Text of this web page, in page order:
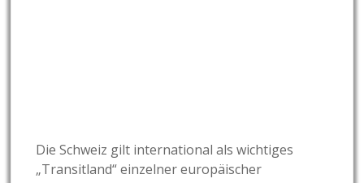
Die Schweiz gilt international als wichtiges
„Transitland“ einzelner europäischer